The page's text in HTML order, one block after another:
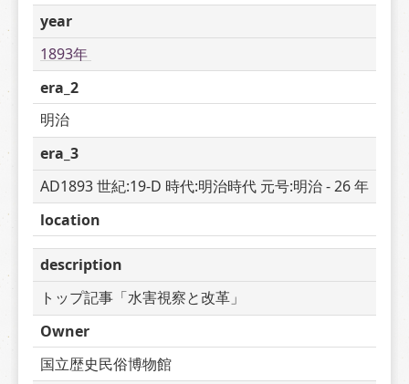
year
1893年
era_2
明治
era_3
AD1893 世紀:19-D 時代:明治時代 元号:明治 - 26 年
location
description
トップ記事「水害視察と改革」
Owner
国立歴史民俗博物館